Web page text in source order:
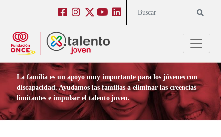
FacebookInstagram
TwitterYoutube
Buscar
Contenido para Familias
La familia es un apoyo muy importante para los jóvenes con
discapacidad. Ayudamos las familias a eliminar las creencias
limitantes e impulsar el talento joven.